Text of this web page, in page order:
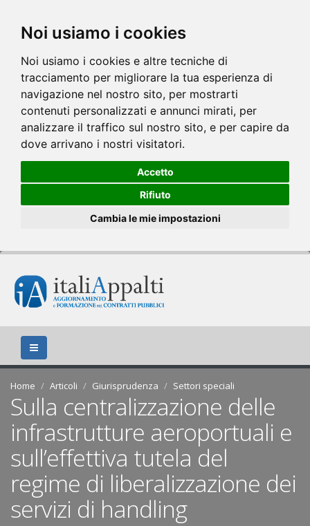
Noi usiamo i cookies
Noi usiamo i cookies e altre tecniche di
tracciamento per migliorare la tua esperienza di
navigazione nel nostro sito, per mostrarti
contenuti personalizzati e annunci mirati, per
analizzare il traffico sul nostro sito, e per capire da
dove arrivano i nostri visitatori.
Accetto
Rifiuto
Cambia le mie impostazioni
Home Articoli Giurisprudenza Settori speciali
Sulla centralizzazione delle
infrastrutture aeroportuali e
sull’effettiva tutela del
regime di liberalizzazione dei
servizi di handling